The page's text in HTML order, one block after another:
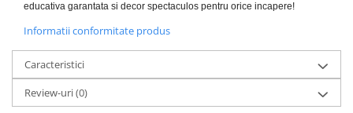
educativa garantata si decor spectaculos pentru orice incapere!
Informatii conformitate produs
Caracteristici
Review-uri(0)